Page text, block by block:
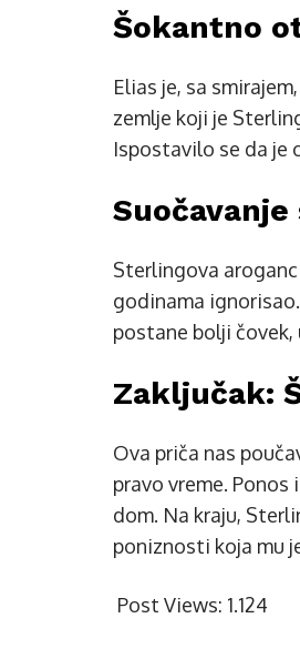
Šokantno
Elias je, sa
zemlje koji je
Ispostavilo se da je
Sterlingova
godinama
postane bolji
Zaključak:
Ova priča nas
pravo vreme.
dom. Na kraju,
poniznosti koja mu
Post Views: 1.124